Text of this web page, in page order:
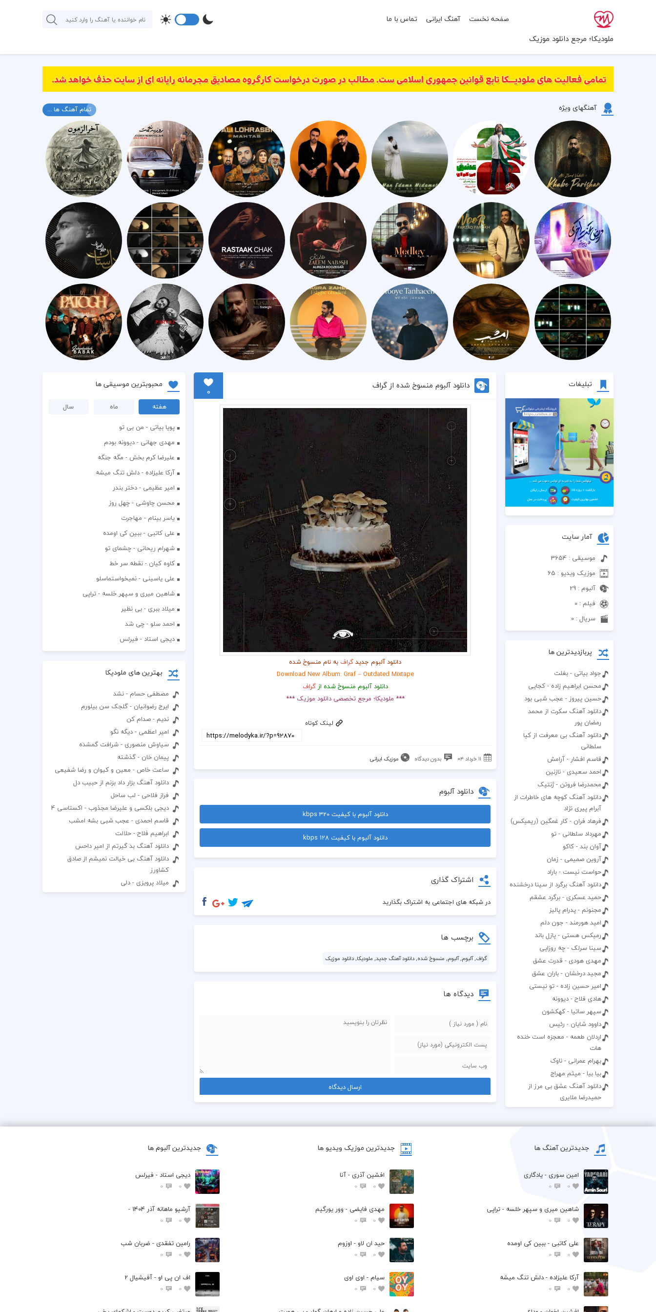
ملودیکا؛ مرجع دانلود موزیک
صفحه نخست آهنگ ایرانی تماس با ما
آهنگهای ویژه تمام آهنگ ها ...
تبلیغات
آمار سایت
موسیقی : 3654
موزیک ویدیو : 65
آلبوم : 29
فیلم : 0
سریال : 0
پربازدیدترین ها
جواد بیاتی - بغلت
محسن ابراهیم زاده - کجایی
حسین پیروز - عجب شبی بود
دانلود آهنگ سکرت از محمد
رمضان پور
دانلود آهنگ بی معرفت از کیا
سلطانی
قاسم افشار - آرامش
احمد سعیدی - نازنین
محمدرضا فروتن - ژنتیک
دانلود آهنگ کوچه های خاطرات از
آبرام پیری نژاد
فرهاد فران - کار غمگین (ریمیکس)
مهرداد سلطانی - تو
آوان بند - کاکو
آروین صمیمی - زمان
حواست نیست - باراد
دانلود آهنگ برگرد از سینا درخشنده
حمید عسکری - برگرد عشقم
مجنونم - پدرام پالیز
امید هورمند - جون دلم
رمیکس هستی - پازل باند
سینا سرلک - چه روزایی
مهدی هودی - قدرت عشق
مجید درخشان - باران عشق
امیر حسین زاده - تو نیستی
هادی فلاح - دیوونه
سپهر ساتیا - کهکشون
داوود شایان - رئیس
اردلان طعمه - معجزه است خنده
هات
بهرام عمرانی - ناوک
بیا بیا - میثم مهراج
دانلود آهنگ عشق بی مرز از
حمیدرضا ملایری
دانلود آلبوم منسوخ شده از گراف
0
دانلود آلبوم جدیدگراف به نام منسوخ شده
Download New Album: Graf – Outdated Mixtape
دانلود آلبوم منسوخ شده ازگراف
*** ملودیکا؛ مرجع تخصصی دانلود موزیک ***
لینک کوتاه
۱۱ خرداد ۰۴ بدون دیدگاه موزیک ایرانی
دانلود آلبوم
دانلود آلبوم با کیفیت 320 kbps
دانلود آلبوم با کیفیت 128 kbps
اشتراک گذاری
در شبکه های اجتماعی به اشتراک بگذارید
برچسب ها
گراف, آلبوم, آلبوم, منسوخ شده, دانلود آهنگ جدید, ملودیکا, دانلود موزیک
دیدگاه ها
محبوبترین موسیقی ها
هفته ماه
سال
پویا بیاتی - من بی تو
مهدی جهانی - دیوونه بودم
علیرضا کرم بخش - مگه جنگه
آرکا علیزاده - دلش تنگ میشه
امیر عظیمی - دختر بندر
محسن چاوشی - چهل روز
یاسر بینام - مهاجرت
علی کاتبی - ببین کی اومده
شهرام ریحانی - چشمای تو
کاوه کیان - نقطه سر خط
علی یاسینی - نمیخواستماسلو
شاهین میری و سپهر خلسه - تراپی
میلاد ببری - بی نظیر
احمد سلو - چی شد
دیجی استاد - فیرلس
بهترین های ملودیکا
مصطفی حسام - نشد
ایرج رضوانیان - گلجک سن بیلورم
ندیم - صدام کن
امیر اعظمی - دیگه نگو
سیاوش منصوری - شرافت گمشده
پیمان خان - گذشته
ساعت خاص - معین و کیوان و رضا شفیعی
دانلود آهنگ بزار داد بزنم از حبیب دل
فراز فلاحی - لب ساحل
دیجی بلکسی و علیرضا مجذوب - اکستاسی 4
قاسم احمدی - عجب شبی بشه امشب
ابراهیم فلاح - حلالت
دانلود آهنگ بد گیرتم از امیر داحس
دانلود آهنگ بی خیالت نمیشم از صادق
کشاورز
میلاد پرویزی - دلی
جدیدترین آهنگ ها
امین سوری - یادگاری
0
0
شاهین میری و سپهر خلسه - تراپی
0
0
علی کاتبی - ببین کی اومده
0
0
آرکا علیزاده - دلش تنگ میشه
0
0
جدیدترین موزیک ویدیو ها
افشین آذری - آنا
0
0
مهدی فایضی - وور یورگیم
0
0
حید ان لاو - اوزوم
0
0
سیام - اوی اوی
0
0
جدیدترین آلبوم ها
دیجی استاد - فیرلس
0
0
آرشیو ماهانه آذر 1404 -
0
0
رامین تفقدی - ضربان شب
0
0
اف ان پی او - آفیشیال 2
0
0